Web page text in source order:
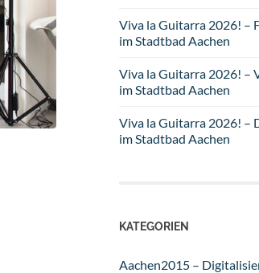
Viva la Guitarra 2026! –
im Stadtbad Aachen
Viva la Guitarra 2026! –
im Stadtbad Aachen
Viva la Guitarra 2026! –
im Stadtbad Aachen
KATEGORIEN
Aachen2015 –